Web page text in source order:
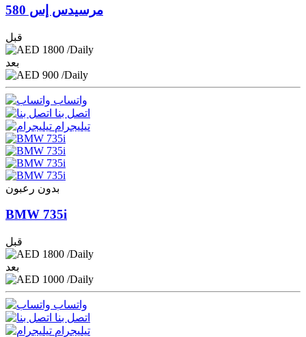
مرسيدس إس 580
قبل
1800 /Daily
بعد
900 /Daily
واتساب
اتصل بنا
تيليجرام
بدون رعبون
BMW 735i
قبل
1800 /Daily
بعد
1000 /Daily
واتساب
اتصل بنا
تيليجرام